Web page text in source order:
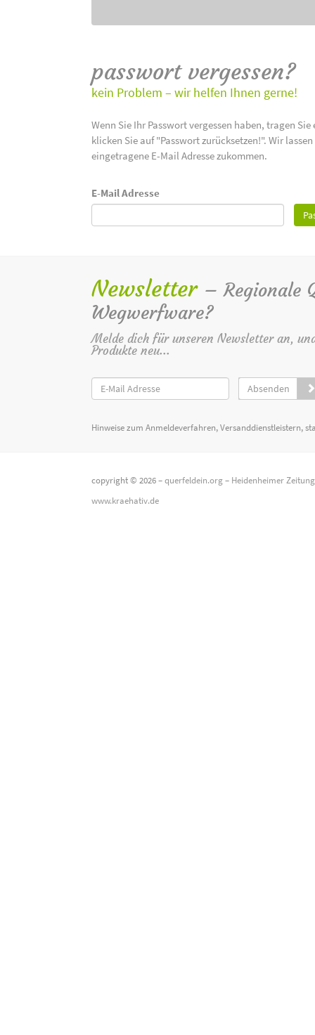
passwort vergessen?
kein Problem – wir helfen Ihnen gerne!
Wenn Sie Ihr Passwort vergessen haben, tragen
klicken Sie auf "Passwort zurücksetzen!". Wir
eingetragene E-Mail Adresse zukommen.
E-Mail Adresse
Newsletter – Regionale
Wegwerfware?
Melde dich für unseren Newsletter an,
Produkte neu...
Absenden
Hinweise zum Anmeldeverfahren, Versanddienstleistern,
copyright © 2026 –querfeldein.org– Heidenheimer
www.kraehativ.de